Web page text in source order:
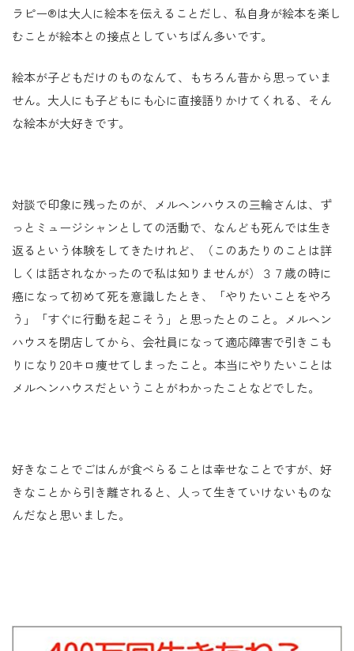
ラピー®︎は大人に絵本を伝えることだし、私自身が絵本を楽し
むことが絵本との接点としていちばん多いです。
絵本が子どもだけのものなんて、もちろん昔から思っていま
せん。大人にも子どもにも心に直接語りかけてくれる、そん
な絵本が大好きです。
対談で印象に残ったのが、メルヘンハウスの三輪さんは、ず
っとミュージシャンとしての活動で、なんども死んでは生き
返るという体験をしてきたけれど、（このあたりのことは詳
しくは話されなかったので私は知りませんが）３７歳の時に
癌になって初めて死を意識したとき、「やりたいことをやろ
う」「すぐに行動を起こそう」と思ったとのこと。メルヘン
ハウスを閉店してから、会社員になって適応障害で引きこも
りになり20キロ痩せてしまったこと。本当にやりたいことは
メルヘンハウスだということがわかったことなどでした。
好きなことでごはんが食べらることは幸せなことですが、好
きなことから引き離されると、人って生きていけないものな
んだなと思いました。